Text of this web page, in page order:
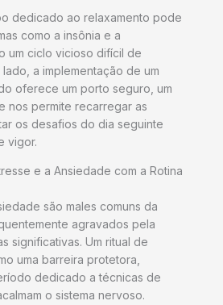
dedicado ao relaxamento pode
como a insônia e a
um ciclo vicioso difícil de
a implementação de um
oferece um porto seguro, um
nos permite recarregar as
os desafios do dia seguinte
vigor.
e a Ansiedade com a Rotina
são males comuns da
agravados pela
significativas. Um ritual de
uma barreira protetora,
dedicado a técnicas de
o sistema nervoso.